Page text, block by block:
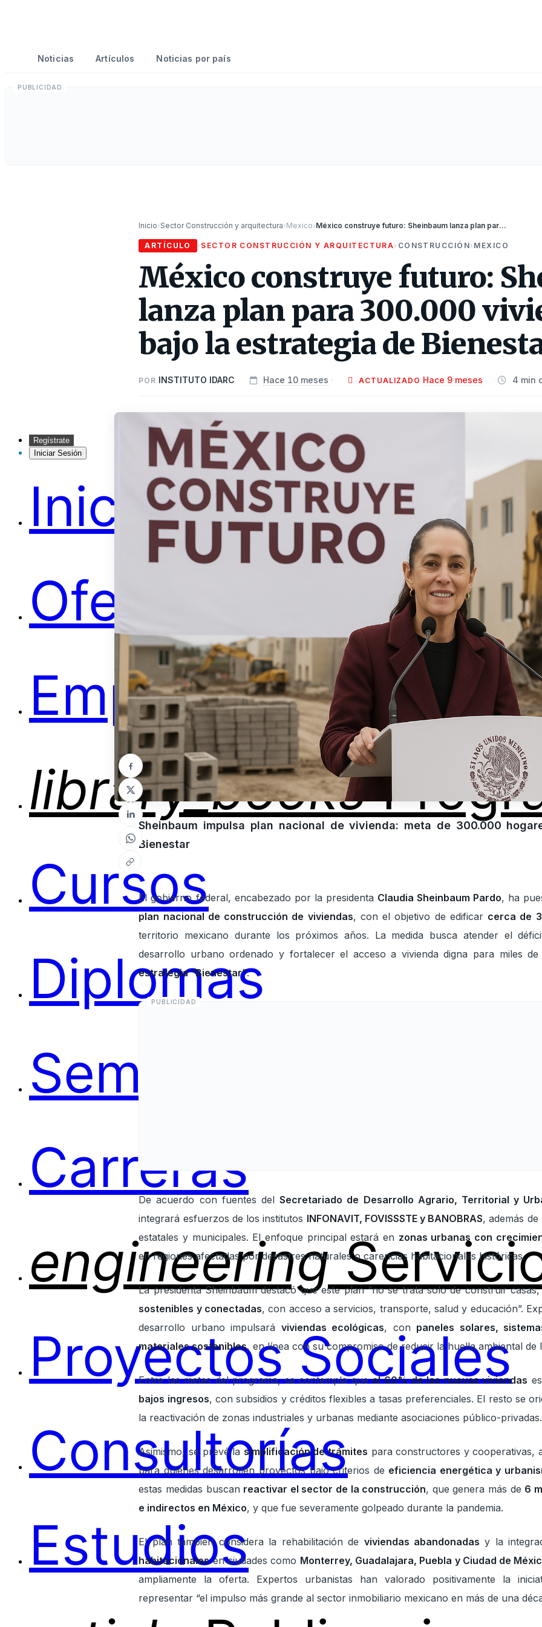
Regístrate
Iniciar Sesión
Inicio
Ofertas
Empleos
library_books
Cursos
Diplomas
Seminarios
Carreras
engineering
Proyectos Sociales
Consultorías
Estudios
Noticias Artículos Noticias por país
Inicio›Sector Construcción y arquitectura›Mexico› México construye futuro: Sheinbaum lanza plan para 300.000 viviendas bajo la estrategia de Bienestar
ARTÍCULO › SECTOR CONSTRUCCIÓN Y ARQUITECTURA› CONSTRUCCIÓN› MEXICO
México construye futuro:
lanza plan para 300.000
bajo la estrategia de
POR INSTITUTO IDARC Hace 10 meses · ACTUALIZADO Hace 9 meses 4 min
Sheinbaum impulsa plan nacional de vivienda: meta de 300.000
Bienestar
El gobierno federal, encabezado por la presidenta Claudia Sheinbaum Pardo, ha
plan nacional de construcción de viviendas, con el objetivo de edificar cerca de
territorio mexicano durante los próximos años. La medida busca atender el
desarrollo urbano ordenado y fortalecer el acceso a vivienda digna para miles
estrategia “Bienestar”.
De acuerdo con fuentes delSecretariado de Desarrollo Agrario, Territorial y
integrará esfuerzos de los institutos INFONAVIT, FOVISSSTE y BANOBRAS, además
estatales y municipales. El enfoque principal estará en zonas urbanas con
en regiones afectadas por desastres naturales o carencias habitacionales históricas.
La presidenta Sheinbaum destacó que este plan “no se trata solo de construir
sostenibles y conectadas, con acceso a servicios, transporte, salud y educación”.
desarrollo urbano impulsará viviendas ecológicas, con paneles solares,
materiales sostenibles, en línea con su compromiso de reducir la huella ambiental
Entre las metas del programa, se contempla queel 60% de las nuevas viviendas
bajos ingresos, con subsidios y créditos flexibles a tasas preferenciales. El resto se
la reactivación de zonas industriales y urbanas mediante asociaciones público-privadas.
Asimismo, se prevé la simplificación de trámites para constructores y cooperativas,
para quienes desarrollen proyectos bajo criterios de eficiencia energética y
estas medidas buscan reactivar el sector de la construcción, que genera más de 6
e indirectos en México, y que fue severamente golpeado durante la pandemia.
El plan también considera la rehabilitación de viviendas abandonadas y la
habitacionalesen ciudades como Monterrey, Guadalajara, Puebla y Ciudad de
ampliamente la oferta. Expertos urbanistas han valorado positivamente la
representar “el impulso más grande al sector inmobiliario mexicano en más de una